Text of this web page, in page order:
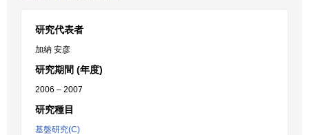
研究代表者
加納 安彦
研究期間 (年度)
2006 – 2007
研究種目
基盤研究(C)